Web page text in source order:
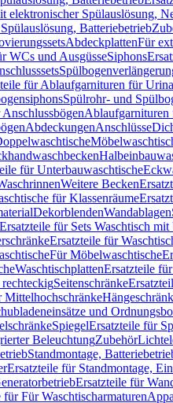
elektronischer Spülauslösung,
Batteriebetrieb
AbdeckplattenFür
WCs und AusgüsseSiphons
für Ablaufgarnituren für
Spülrohr- und
Ablaufgarnituren
AbdeckungenAnschlüsse
für Unterbauwaschtische
Weitere Becken
für Klassenräume
DekorblendenWandablagen
Ersatzteile für Sets Waschtisch
Ersatzteile für
Für Möbelwaschtische
WaschtischplattenErsatzteile
Seitenschränke
Mittelhochschränke
und
SpiegelErsatzteile für
BeleuchtungZubehör
Standmontage,
Ersatzteile für Standmontage,
Ersatzteile für
für Für Waschtischarmaturen